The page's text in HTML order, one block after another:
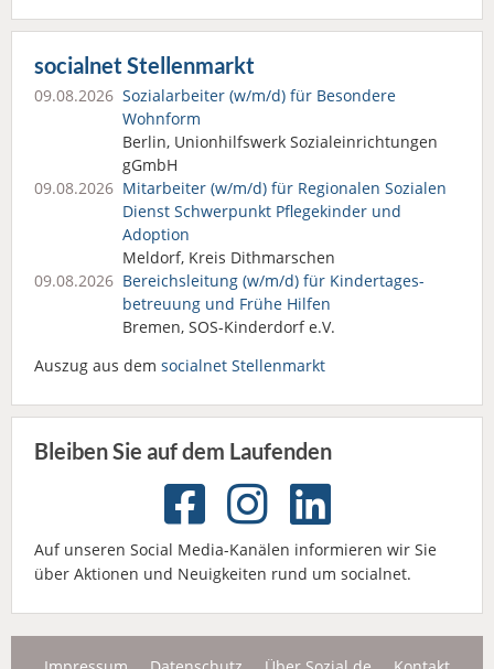
socialnet Stellenmarkt
09.08.2026 Sozialarbeiter (w/m/d) für Besondere
Wohnform
Berlin, Unionhilfswerk Sozialeinrichtungen
gGmbH
09.08.2026 Mitarbeiter (w/m/d) für Regionalen Sozialen
Dienst Schwerpunkt Pflegekinder und
Adoption
Meldorf, Kreis Dithmarschen
09.08.2026 Bereichsleitung (w/m/d) für Kindertages­
betreuung und Frühe Hilfen
Bremen, SOS-Kinderdorf e.V.
Auszug aus dem socialnet Stellenmarkt
Bleiben Sie auf dem Laufenden
Auf unseren Social Media-Kanälen informieren wir Sie
über Aktionen und Neuigkeiten rund um socialnet.